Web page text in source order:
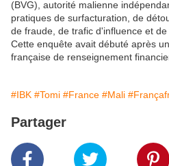
(BVG), autorité malienne
pratiques de surfacturation, de
de fraude, de trafic d'influence et de
Cette enquête avait débuté après
française de renseignement
#IBK #Tomi #France #Mali
Partager